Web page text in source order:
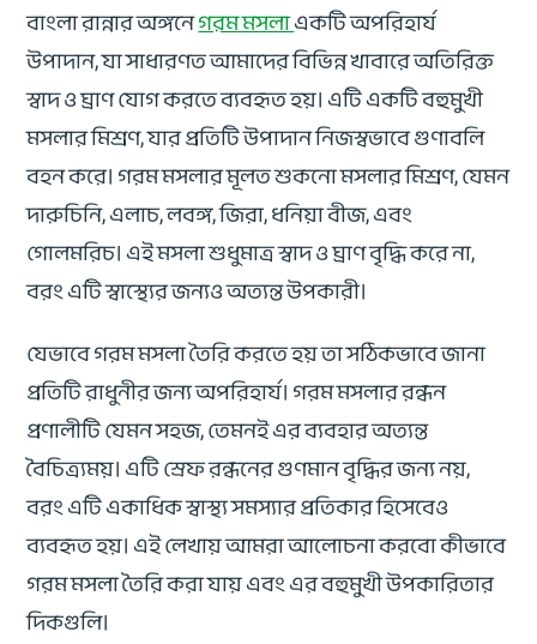
বাংলা রান্নার অঙ্গনেগরম মসলাএকটি অপরিহার্য
উপাদান, যা সাধারণত আমাদের বিভিন্ন খাবারে অতিরিক্ত
স্বাদ ও ঘ্রাণ যোগ করতে ব্যবহৃত হয়। এটি একটি বহুমুখী
মসলার মিশ্রণ, যার প্রতিটি উপাদান নিজস্বভাবে গুণাবলি
বহন করে। গরম মসলার মূলত শুকনো মসলার মিশ্রণ, যেমন
দারুচিনি, এলাচ, লবঙ্গ, জিরা, ধনিয়া বীজ, এবং
গোলমরিচ। এই মসলা শুধুমাত্র স্বাদ ও ঘ্রাণ বৃদ্ধি করে না,
বরং এটি স্বাস্থ্যের জন্যও অত্যন্ত উপকারী।
যেভাবে গরম মসলা তৈরি করতে হয় তা সঠিকভাবে জানা
প্রতিটি রাধুনীর জন্য অপরিহার্য। গরম মসলার রন্ধন
প্রণালীটি যেমন সহজ, তেমনই এর ব্যবহার অত্যন্ত
বৈচিত্র্যময়। এটি স্রেফ রন্ধনের গুণমান বৃদ্ধির জন্য নয়,
বরং এটি একাধিক স্বাস্থ্য সমস্যার প্রতিকার হিসেবেও
ব্যবহৃত হয়। এই লেখায় আমরা আলোচনা করবো কীভাবে
গরম মসলা তৈরি করা যায় এবং এর বহুমুখী উপকারিতার
দিকগুলি।